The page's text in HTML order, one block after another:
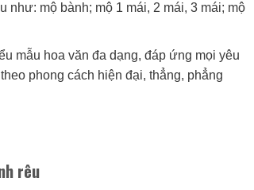
như: mộ bành; mộ 1 mái, 2 mái, 3 mái; mộ
mẫu hoa văn đa dạng, đáp ứng mọi yêu
phong cách hiện đại, thẳng, phẳng
rêu